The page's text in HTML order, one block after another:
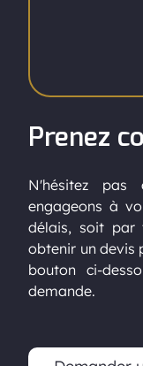
Prenez
N'hésitez pas
engageons à
délais, soit par
obtenir un devis
bouton ci-
demande.